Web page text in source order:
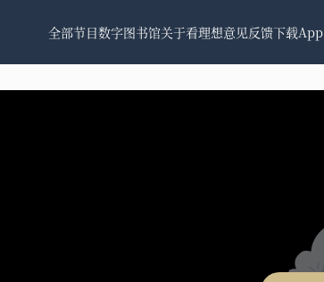
全部节目数字图书馆关于看理想意见反馈下载App